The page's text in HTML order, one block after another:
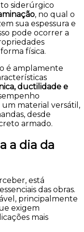
siderúrgico
, no qual o
sua espessura e
pode ocorrer a
física.
é amplamente
ductilidade e
material versátil,
desde
armado.
a dia da
está
das obras.
principalmente
exigem
mais